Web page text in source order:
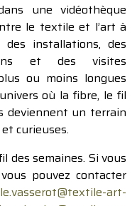
une vidéothèque
le textile et l’art à
installations, des
et des visites
ou moins longues
où la fibre, le fil
deviennent un terrain
curieuses.
des semaines. Si vous
pouvez contacter
le.vasserot@textile-art-